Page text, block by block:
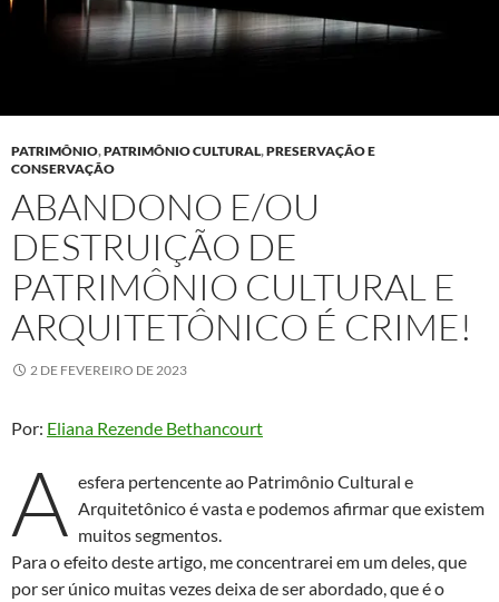
PATRIMÔNIO,PATRIMÔNIO CULTURAL,PRESERVAÇÃO E
CONSERVAÇÃO
ABANDONO E/OU
DESTRUIÇÃO DE
PATRIMÔNIO CULTURAL E
ARQUITETÔNICO É CRIME!
2 DE FEVEREIRO DE 2023
Por: Eliana Rezende Bethancourt
A esfera pertencente ao Patrimônio Cultural e
Arquitetônico é vasta e podemos afirmar que existem
muitos segmentos.
Para o efeito deste artigo, me concentrarei em um deles, que
por ser único muitas vezes deixa de ser abordado, que é o